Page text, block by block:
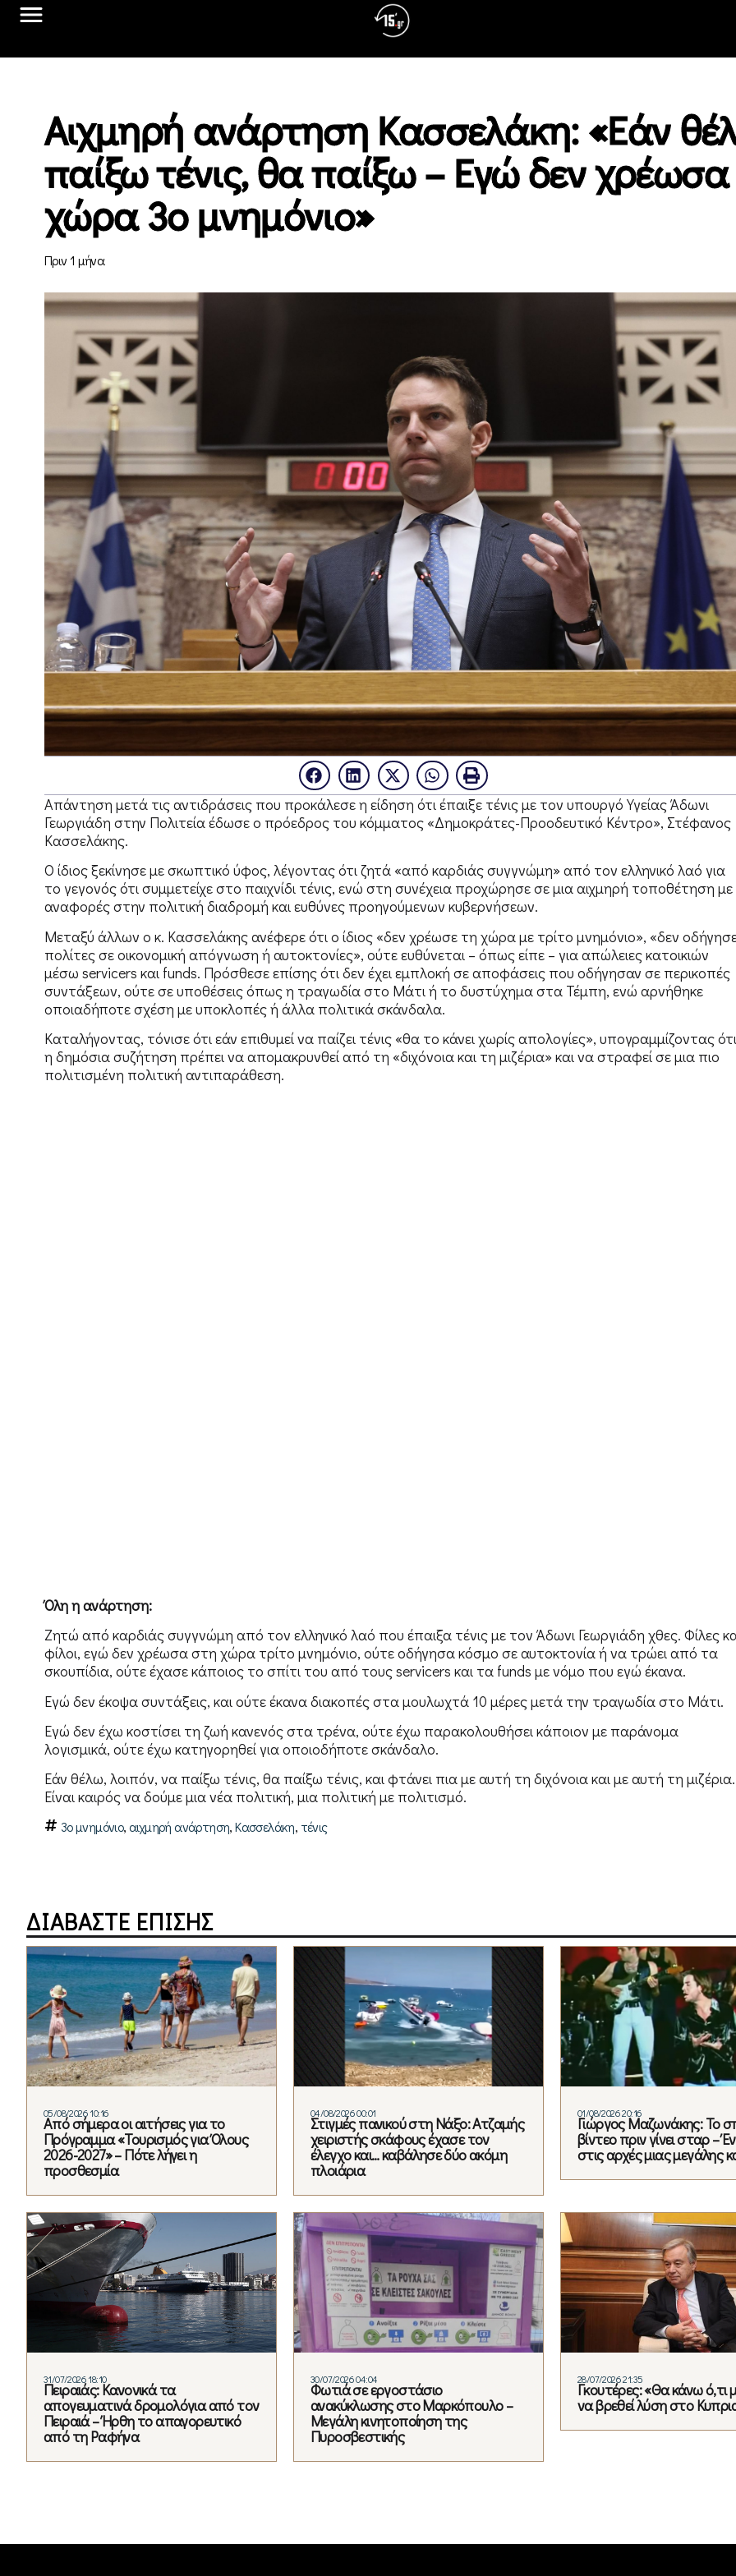
Αιχμηρή ανάρτηση Κασσελάκη: «Εάν
παίξω τένις, θα παίξω – Εγώ δεν
χώρα 3ο μνημόνιο»
Πριν 1 μήνα
Απάντηση μετά τις αντιδράσεις που προκάλεσε η είδηση ότι έπαιξε τένις με τον υπουργό Υγείας Άδωνι
Γεωργιάδη στην Πολιτεία έδωσε ο πρόεδρος του κόμματος «Δημοκράτες-Προοδευτικό Κέντρο», Στέφανος
Κασσελάκης.
Ο ίδιος ξεκίνησε με σκωπτικό ύφος, λέγοντας ότι ζητά «από καρδιάς συγγνώμη» από τον ελληνικό λαό για
το γεγονός ότι συμμετείχε στο παιχνίδι τένις, ενώ στη συνέχεια προχώρησε σε μια αιχμηρή τοποθέτηση με
αναφορές στην πολιτική διαδρομή και ευθύνες προηγούμενων κυβερνήσεων.
Μεταξύ άλλων ο κ. Κασσελάκης ανέφερε ότι ο ίδιος «δεν χρέωσε τη χώρα με τρίτο μνημόνιο», «δεν
πολίτες σε οικονομική απόγνωση ή αυτοκτονίες», ούτε ευθύνεται – όπως είπε – για απώλειες κατοικιών
μέσω servicers και funds. Πρόσθεσε επίσης ότι δεν έχει εμπλοκή σε αποφάσεις που οδήγησαν σε περικοπές
συντάξεων, ούτε σε υποθέσεις όπως η τραγωδία στο Μάτι ή το δυστύχημα στα Τέμπη, ενώ αρνήθηκε
οποιαδήποτε σχέση με υποκλοπές ή άλλα πολιτικά σκάνδαλα.
Καταλήγοντας, τόνισε ότι εάν επιθυμεί να παίζει τένις «θα το κάνει χωρίς απολογίες», υπογραμμίζοντας ότι
η δημόσια συζήτηση πρέπει να απομακρυνθεί από τη «διχόνοια και τη μιζέρια» και να στραφεί σε μια πιο
πολιτισμένη πολιτική αντιπαράθεση.
Όλη η ανάρτηση:
Ζητώ από καρδιάς συγγνώμη από τον ελληνικό λαό που έπαιξα τένις με τον Άδωνι Γεωργιάδη χθες. Φίλες
φίλοι, εγώ δεν χρέωσα στη χώρα τρίτο μνημόνιο, ούτε οδήγησα κόσμο σε αυτοκτονία ή να τρώει από τα
σκουπίδια, ούτε έχασε κάποιος το σπίτι του από τους servicers και τα funds με νόμο που εγώ έκανα.
Εγώ δεν έκοψα συντάξεις, και ούτε έκανα διακοπές στα μουλωχτά 10 μέρες μετά την τραγωδία στο Μάτι.
Εγώ δεν έχω κοστίσει τη ζωή κανενός στα τρένα, ούτε έχω παρακολουθήσει κάποιον με παράνομα
λογισμικά, ούτε έχω κατηγορηθεί για οποιοδήποτε σκάνδαλο.
Εάν θέλω, λοιπόν, να παίξω τένις, θα παίξω τένις, και φτάνει πια με αυτή τη διχόνοια και με αυτή τη μιζέρια.
Είναι καιρός να δούμε μια νέα πολιτική, μια πολιτική με πολιτισμό.
3ο μνημόνιο,αιχμηρή ανάρτηση,Κασσελάκη, τένις
ΔΙΑΒΑΣΤΕ ΕΠΙΣΗΣ
05/08/2026 10:16
Από σήμερα οι αιτήσεις για το
Πρόγραμμα «Τουρισμός για Όλους
2026-2027» – Πότε λήγει η
προσθεσμία
04/08/2026 00:01
Στιγμές πανικού στη Νάξο: Ατζαμής
χειριστής σκάφους έχασε τον
έλεγχο και… καβάλησε δύο ακόμη
πλοιάρια
01/08/2026 20:16
Γιώργος Μαζωνάκης: Το
βίντεο πριν γίνει σταρ –
στις αρχές μιας μεγάλης
31/07/2026 18:10
Πειραιάς: Κανονικά τα
απογευματινά δρομολόγια από τον
Πειραιά – Ήρθη το απαγορευτικό
από τη Ραφήνα
30/07/2026 04:04
Φωτιά σε εργοστάσιο
ανακύκλωσης στο Μαρκόπουλο –
Μεγάλη κινητοποίηση της
Πυροσβεστικής
28/07/2026 21:35
Γκουτέρες: «Θα κάνω ό,τι
να βρεθεί λύση στο